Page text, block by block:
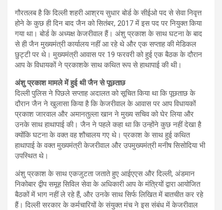
गौरतलब है कि दिल्ली शहरी आश्रय सुधार बोर्ड के सीईओ पद से सेवा निवृत्त
होने के कुछ ही दिन बाद जैन को सितंबर, 2017 में इस पद पर नियुक्त किया
गया था। बोर्ड के अध्यक्ष केजरीवाल हैं। अंशु प्रकाश के साथ घटना के बाद
से ही जैन मुख्यमंत्री कार्यालय नहीं आ रहे थे और एक सप्ताह की मेडिकल
छुट्टी पर थे। मुख्यमंत्री आवास पर 19 फरवरी को हुई एक बैठक के दौरान
आप के विधायकों ने प्रकाशके साथ कथित रूप से हाथापाई की थी।
अंशु प्रकाश मामले में हुई थी जैन से पूछताछ
दिल्ली पुलिस ने पिछले सप्ताह अदालत को सूचित किया था कि पूछताछ के
दौरान जैन ने खुलासा किया है कि केजरीवाल के आवास पर आप विधायकों
प्रकाश जारवाल और अमानतुल्ला खान ने मुख्य सचिव को घेर लिया और
उनके साथ हाथापाई की। जैन ने पहले कहा था कि उन्होंने कुछ नहीं देखा है
क्योंकि घटना के वक्त वह शौचालय गए थे। प्रकाश के साथ हुई कथित
हाथापाई के वक्त मुख्यमंत्री केजरीवाल और उपमुख्यमंत्री मनीष सिसोदिया भी
उपस्थित थे।
अंशु प्रकाश के साथ एकजुटता जताते हुए आईएएस और दिल्ली, अंडमान
निकोबार द्वीप समूह सिविल सेवा के अधिकारी आप के मंत्रियों द्वारा आयोजित
बैठकों में भाग नहीं ले रहे हैं, और उनके साथ सिर्फ लिखित में बातचीत कर रहे
हैं। दिल्ली सरकार के कर्मचारियों के संयुक्त मंच ने इस संबंध में केजरीवाल